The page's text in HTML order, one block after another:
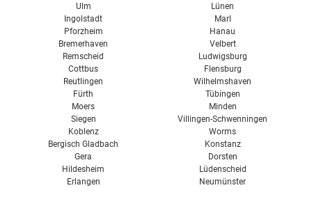
Ulm
Ingolstadt
Pforzheim
Bremerhaven
Remscheid
Cottbus
Reutlingen
Fürth
Moers
Siegen
Koblenz
Bergisch Gladbach
Gera
Hildesheim
Erlangen
Lünen
Marl
Hanau
Velbert
Ludwigsburg
Flensburg
Wilhelmshaven
Tübingen
Minden
Villingen-Schwenningen
Worms
Konstanz
Dorsten
Lüdenscheid
Neumünster